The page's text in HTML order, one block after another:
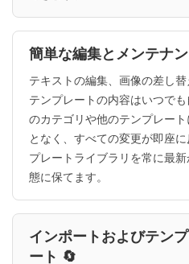
簡単な編集とメンテナ
テキストの編集、画像の差し替
テンプレートの内容はいつで
のカテゴリや他のテンプレー
となく、すべての変更が即座
プレートライブラリを常に最
態に保てます。
インポートおよびテン
ート 🔄